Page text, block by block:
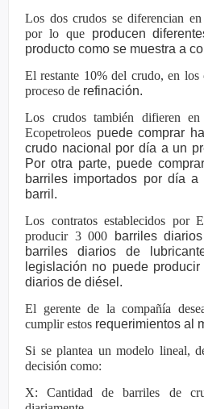
Los dos crudos se diferencian
por lo que producen
producto como se muestra a
El restante 10% del crudo, en los
proceso de refinación.
Los crudos también difieren
Ecopetroleos puede comprar
crudo nacional por día a un
Por otra parte, puede
barriles importados por día
barril.
Los contratos establecidos por
producir 3 000
barriles
barriles diarios de
legislación no puede
diarios de diésel.
El gerente de la compañía
cumplir estos requerimientos al
Si se plantea un modelo lineal,
decisión como:
X: Cantidad de barriles de